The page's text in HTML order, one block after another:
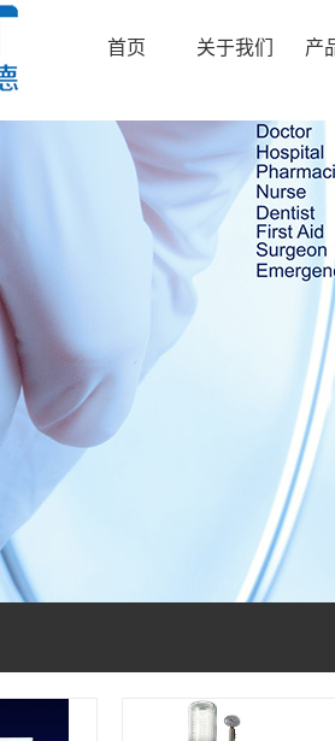
首页 关于我们 产